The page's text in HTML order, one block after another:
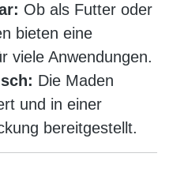
Ob als Futter oder
bieten eine
viele Anwendungen.
Die Maden
und in einer
bereitgestellt.